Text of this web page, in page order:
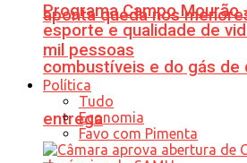
aponta queda nos
combustíveis e do gás de
entrega
Programa Campo Mourão
esporte e qualidade de
mil pessoas
Política
Tudo
Economia
Favo com Pimenta